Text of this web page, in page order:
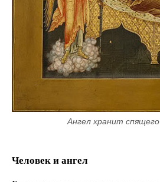
Ангел хранит спящего
Человек и ангел